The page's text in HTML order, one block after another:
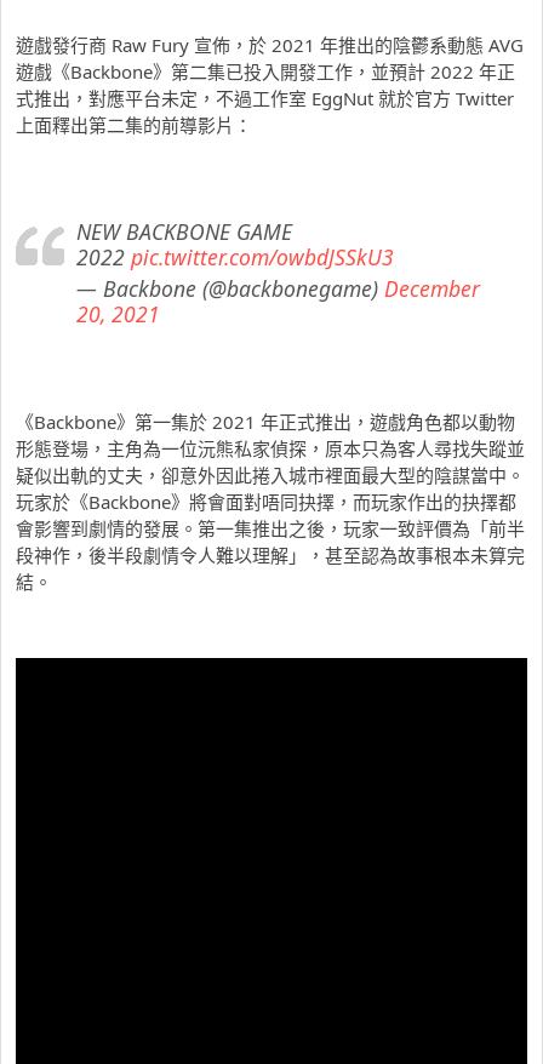
遊戲發行商 Raw Fury 宣佈，於 2021 年推出的陰鬱系動態 AVG
遊戲《Backbone》第二集已投入開發工作，並預計 2022 年正
式推出，對應平台未定，不過工作室 EggNut 就於官方 Twitter
上面釋出第二集的前導影片：
NEW BACKBONE GAME
2022 pic.twitter.com/owbdJSSkU3
— Backbone (@backbonegame) December
20, 2021
《Backbone》第一集於 2021 年正式推出，遊戲角色都以動物
形態登場，主角為一位沅熊私家偵探，原本只為客人尋找失蹤並
疑似出軌的丈夫，卻意外因此捲入城市裡面最大型的陰謀當中。
玩家於《Backbone》將會面對唔同抉擇，而玩家作出的抉擇都
會影響到劇情的發展。第一集推出之後，玩家一致評價為「前半
段神作，後半段劇情令人難以理解」，甚至認為故事根本未算完
結。